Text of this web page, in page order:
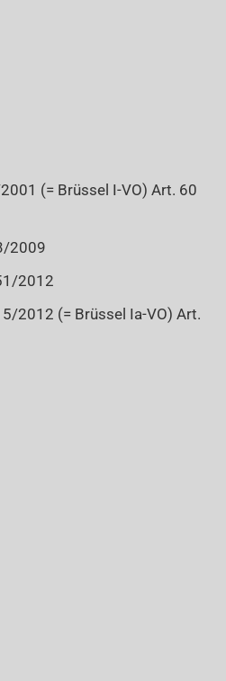
(= Brüssel I-VO) Art. 60
2009
2012
2012 (= Brüssel Ia-VO) Art.